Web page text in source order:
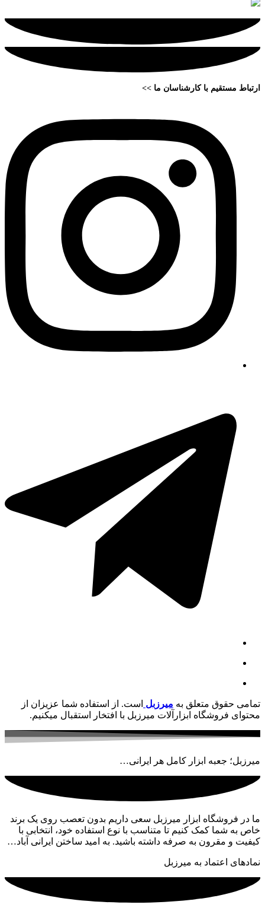
ارتباط مستقیم با کارشناسان ما >>
تمامی حقوق متعلق به میرزبل است. از استفاده شما عزیزان از
محتوای فروشگاه ابزارآلات میرزبل با افتخار استقبال میکنیم.
میرزبل؛ جعبه ابزار کامل هر ایرانی…
ما در فروشگاه ابزار میرزبل سعی داریم بدون تعصب روی یک برند
خاص به شما کمک کنیم تا متناسب با نوع استفاده خود، انتخابی با
کیفیت و مقرون به صرفه داشته باشید. به امید ساختن ایرانی آباد…
نمادهای اعتماد به میرزبل